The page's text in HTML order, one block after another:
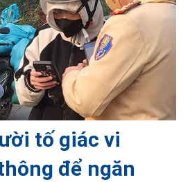
tố giác vi
để ngăn